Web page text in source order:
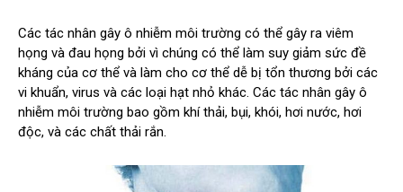
Các tác nhân gây ô nhiễm môi trường có thể gây ra viêm
họng và đau họng bởi vì chúng có thể làm suy giảm sức đề
kháng của cơ thể và làm cho cơ thể dễ bị tổn thương bởi các
vi khuẩn, virus và các loại hạt nhỏ khác. Các tác nhân gây ô
nhiễm môi trường bao gồm khí thải, bụi, khói, hơi nước, hơi
độc, và các chất thải rắn.